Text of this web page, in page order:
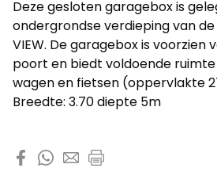
Deze gesloten garagebox is
ondergrondse verdieping van de
VIEW. De garagebox is voorzien
poort en biedt voldoende
wagen en fietsen (oppervlakte
Breedte: 3.70 diepte 5m
Deel dit pand